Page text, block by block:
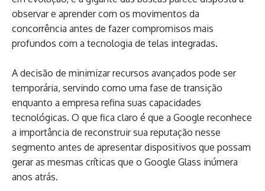
observar e aprender com os movimentos da
concorrência antes de fazer compromisos mais
profundos com a tecnologia de telas integradas.
A decisão de minimizar recursos avançados pode ser
temporária, servindo como uma fase de transição
enquanto a empresa refina suas capacidades
tecnológicas. O que fica claro é que a Google reconhece
a importância de reconstruir sua reputação nesse
segmento antes de apresentar dispositivos que possam
gerar as mesmas críticas que o Google Glass inúmera
anos atrás.